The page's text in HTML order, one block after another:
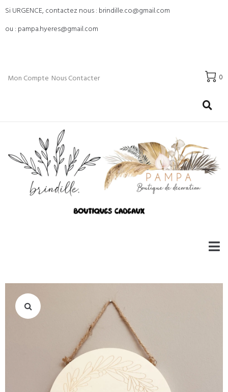
Si URGENCE, contactez nous : brindille.co@gmail.com
ou : pampa.hyeres@gmail.com
Mon Compte Nous Contacter 0